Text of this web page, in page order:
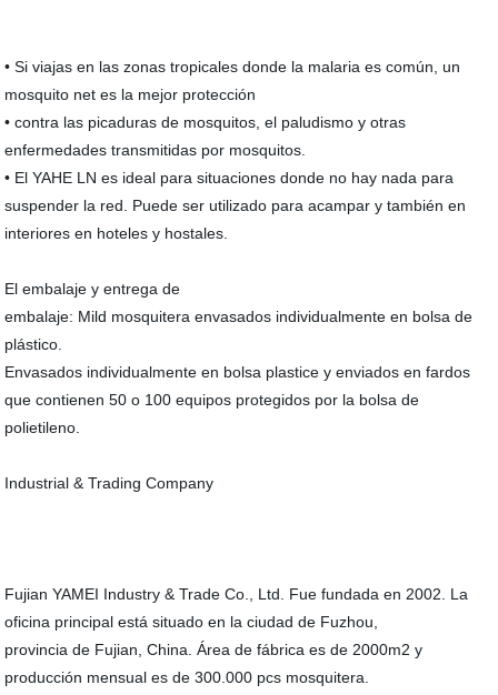
• Si viajas en las zonas tropicales donde la malaria es común, un
mosquito net es la mejor protección
• contra las picaduras de mosquitos, el paludismo y otras
enfermedades transmitidas por mosquitos.
• El YAHE LN es ideal para situaciones donde no hay nada para
suspender la red. Puede ser utilizado para acampar y también en
interiores en hoteles y hostales.
El embalaje y entrega de
embalaje: Mild mosquitera envasados individualmente en bolsa de
plástico.
Envasados individualmente en bolsa plastice y enviados en fardos
que contienen 50 o 100 equipos protegidos por la bolsa de
polietileno.
Industrial & Trading Company
Fujian YAMEI Industry & Trade Co., Ltd. Fue fundada en 2002. La
oficina principal está situado en la ciudad de Fuzhou,
provincia de Fujian, China. Área de fábrica es de 2000m2 y
producción mensual es de 300.000 pcs mosquitera.